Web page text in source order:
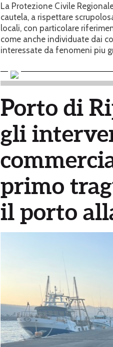
La Protezione Civile
cautela, a rispettare
locali, con particolare
come anche individuate dai
interessate da fenomeni piu
Porto di
gli
primo
il porto